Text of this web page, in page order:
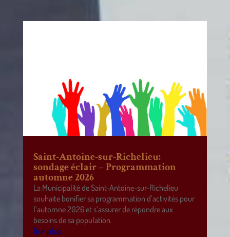
Saint-Antoine-sur-Richelieu:
sondage éclair – Programmation
automne 2026
La Municipalité de Saint-Antoine-sur-Richelieu
souhaite bonifier sa programmation d’activités pour
l’automne 2026 et s’assurer de répondre aux
besoins de sa population.
lire plus